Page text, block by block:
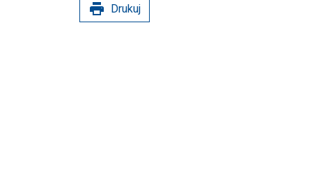
print Drukuj